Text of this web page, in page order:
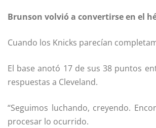
Brunson volvió a convertirse en el
Cuando los Knicks parecían
El base anotó 17 de sus 38 puntos
respuestas a Cleveland.
“Seguimos luchando, creyendo.
procesar lo ocurrido.